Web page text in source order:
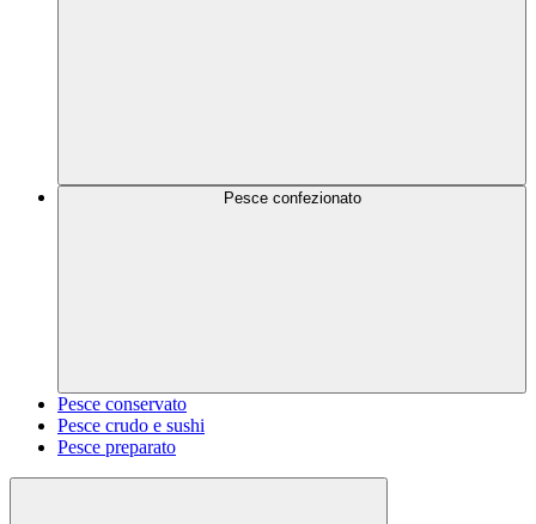
Pesce confezionato
Pesce conservato
Pesce crudo e sushi
Pesce preparato